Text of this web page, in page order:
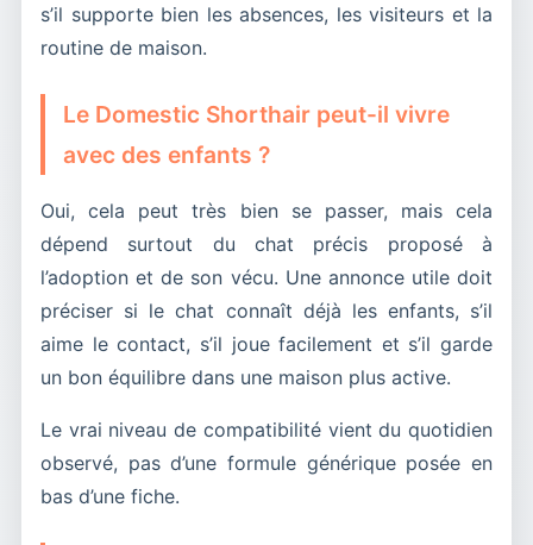
s’il supporte bien les absences, les visiteurs et la
routine de maison.
Le Domestic Shorthair peut-il vivre
avec des enfants ?
Oui, cela peut très bien se passer, mais cela
dépend surtout du chat précis proposé à
l’adoption et de son vécu. Une annonce utile doit
préciser si le chat connaît déjà les enfants, s’il
aime le contact, s’il joue facilement et s’il garde
un bon équilibre dans une maison plus active.
Le vrai niveau de compatibilité vient du quotidien
observé, pas d’une formule générique posée en
bas d’une fiche.